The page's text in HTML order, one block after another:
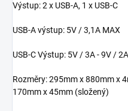
Výstup: 2 x USB-A, 1 x USB-C
USB-A výstup: 5V / 3,1A MAX
USB-C Výstup: 5V / 3A - 9V /
Rozměry: 295mm x 880mm x
170mm x 45mm (složený)